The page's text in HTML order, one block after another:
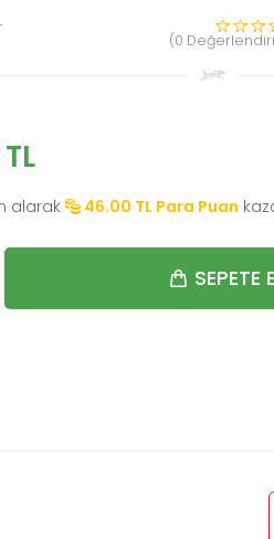
(0
TL
alarak 46.00 TL Para Puan
SEPETE